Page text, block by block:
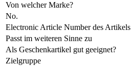
Von welcher Marke?
No.
Electronic Article Number des Artikels
Passt im weiteren Sinne zu
Als Geschenkartikel gut geeignet?
Zielgruppe